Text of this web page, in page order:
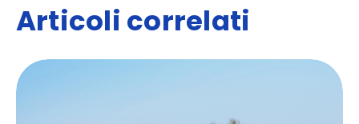
Articoli correlati